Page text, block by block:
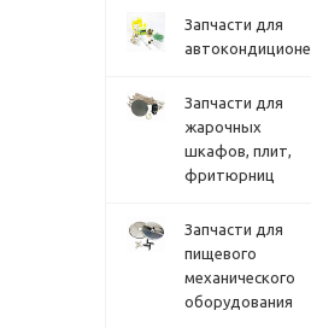
Запчасти для
Запчасти для
жарочных
шкафов, плит,
фритюрниц
Запчасти для
пищевого
механического
оборудования